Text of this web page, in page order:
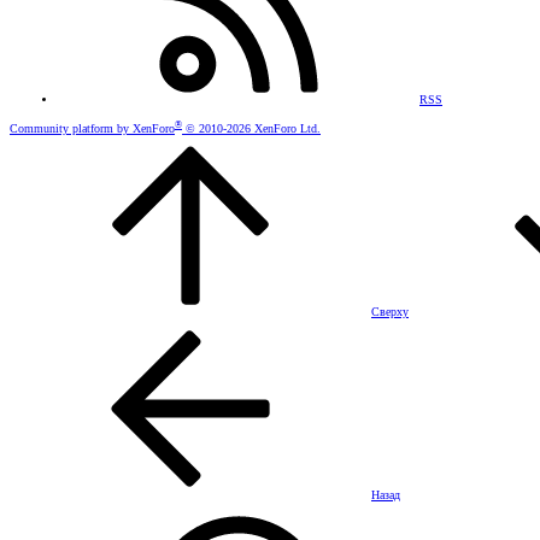
RSS
Community platform by XenForo® © 2010-2026 XenForo Ltd.
Сверху
Назад